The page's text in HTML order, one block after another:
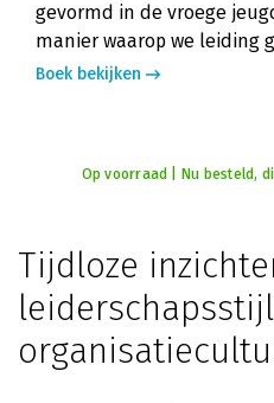
gevormd in de vroege
manier waarop we leiding
Boek bekijken
Op voorraad | Nu besteld,
Tijdloze